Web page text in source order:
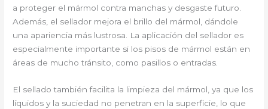
a proteger el mármol contra manchas y desgaste futuro.
Además, el sellador mejora el brillo del mármol, dándole
una apariencia más lustrosa. La aplicación del sellador es
especialmente importante si los pisos de mármol están en
áreas de mucho tránsito, como pasillos o entradas.
El sellado también facilita la limpieza del mármol, ya que los
líquidos y la suciedad no penetran en la superficie, lo que